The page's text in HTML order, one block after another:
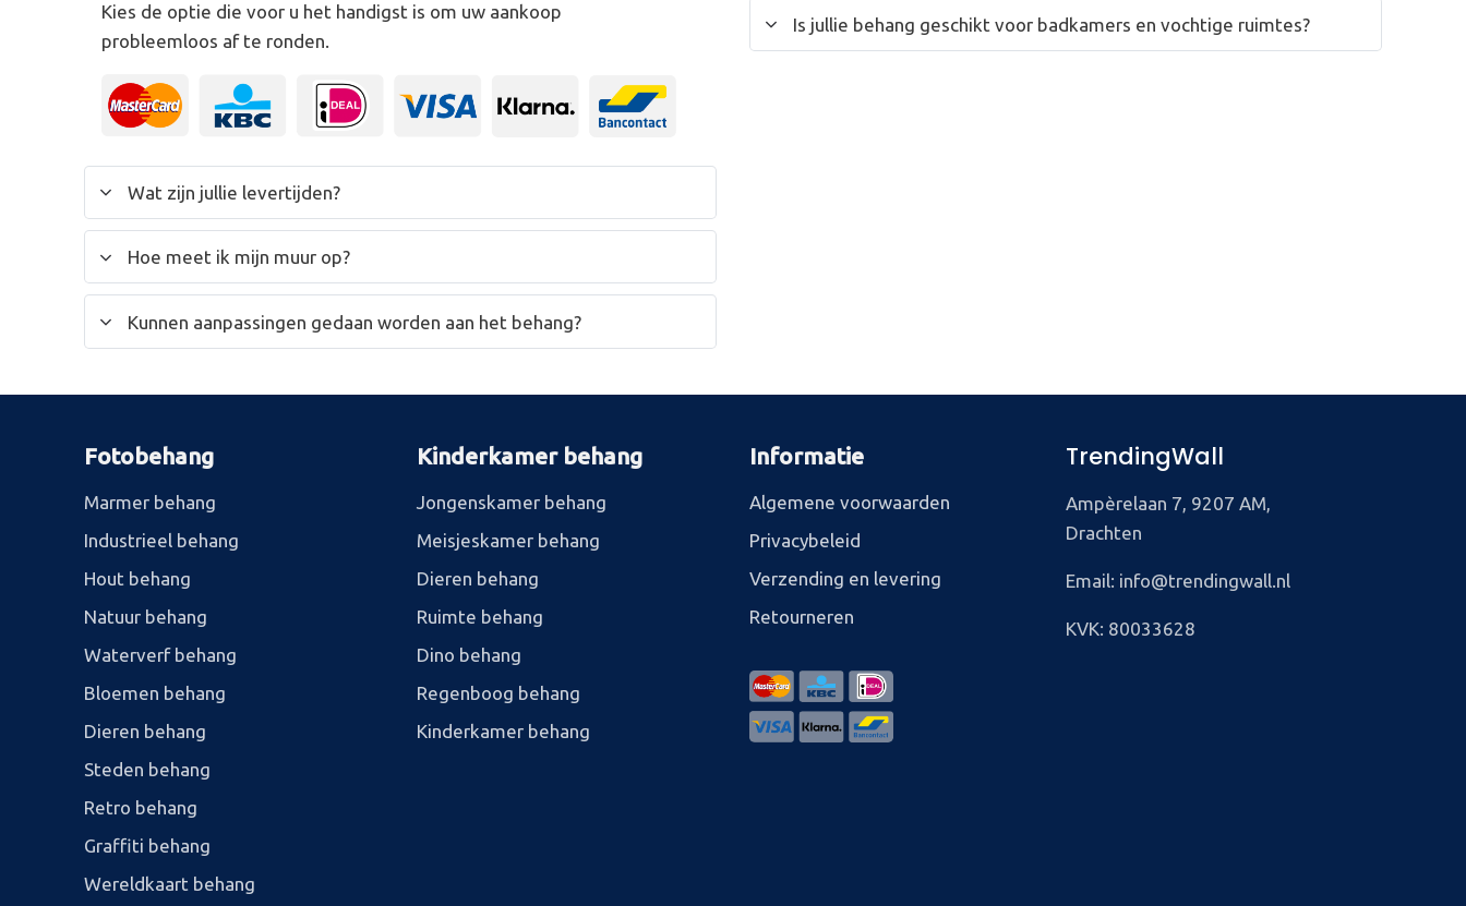
Kies de optie die voor u het handigst is om uw aankoop
probleemloos af te ronden.
Wat zijn jullie levertijden?
Hoe meet ik mijn muur op?
Kunnen aanpassingen gedaan worden aan het behang?
Is jullie behang geschikt voor badkamers en vochtige ruimtes?
Fotobehang
Marmer behang
Industrieel behang
Hout behang
Natuur behang
Waterverf behang
Bloemen behang
Dieren behang
Steden behang
Retro behang
Graffiti behang
Wereldkaart behang
Kinderkamer behang
Jongenskamer behang
Meisjeskamer behang
Dieren behang
Ruimte behang
Dino behang
Regenboog behang
Kinderkamer behang
Informatie
Algemene voorwaarden
Privacybeleid
Verzending en levering
Retourneren
TrendingWall
Ampèrelaan 7, 9207 AM,
Drachten
Email: info@trendingwall.nl
KVK: 80033628